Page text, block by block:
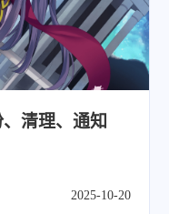
清理、通知
2025-10-20